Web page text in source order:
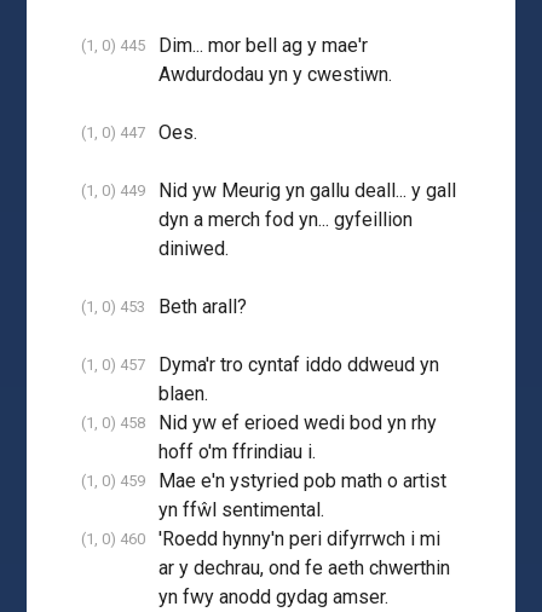
(1, 0) 445
Dim... mor bell ag y mae'r
Awdurdodau yn y cwestiwn.
(1, 0) 447 Oes.
(1, 0) 449
Nid yw Meurig yn gallu deall... y gall
dyn a merch fod yn... gyfeillion
diniwed.
(1, 0) 453 Beth arall?
(1, 0) 457
Dyma'r tro cyntaf iddo ddweud yn
blaen.
(1, 0) 458
Nid yw ef erioed wedi bod yn rhy
hoff o'm ffrindiau i.
(1, 0) 459
Mae e'n ystyried pob math o artist
yn ffŵl sentimental.
(1, 0) 460
'Roedd hynny'n peri difyrrwch i mi
ar y dechrau, ond fe aeth chwerthin
yn fwy anodd gydag amser.